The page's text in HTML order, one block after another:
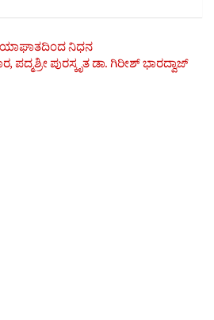
ನಿಧನ
ಪದ್ಮಶ್ರೀ ಪುರಸ್ಕೃತ ಡಾ. ಗಿರೀಶ್ ಭಾರದ್ವಾಜ್